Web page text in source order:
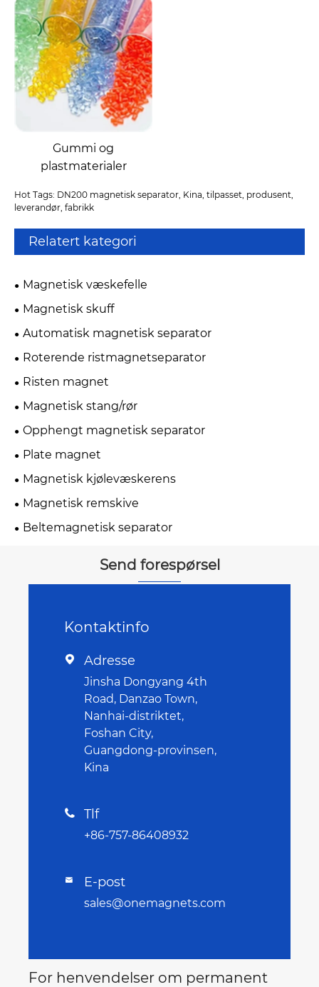
Gummi og
plastmaterialer
Hot Tags: DN200 magnetisk separator, Kina, tilpasset, produsent,
leverandør, fabrikk
Relatert kategori
Magnetisk væskefelle
Magnetisk skuff
Automatisk magnetisk separator
Roterende ristmagnetseparator
Risten magnet
Magnetisk stang/rør
Opphengt magnetisk separator
Plate magnet
Magnetisk kjølevæskerens
Magnetisk remskive
Beltemagnetisk separator
Send forespørsel
Kontaktinfo
 Adresse
Jinsha Dongyang 4th
Road, Danzao Town,
Nanhai-distriktet,
Foshan City,
Guangdong-provinsen,
Kina
 Tlf
+86-757-86408932
 E-post
sales@onemagnets.com
For henvendelser om permanent